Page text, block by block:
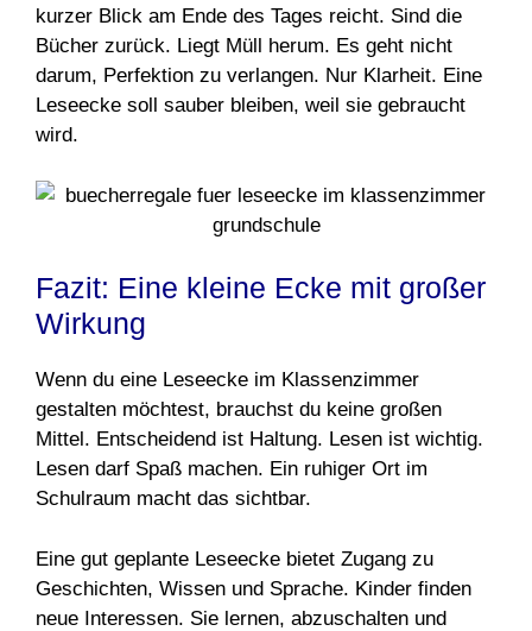
kurzer Blick am Ende des Tages reicht. Sind die
Bücher zurück. Liegt Müll herum. Es geht nicht
darum, Perfektion zu verlangen. Nur Klarheit. Eine
Leseecke soll sauber bleiben, weil sie gebraucht
wird.
Fazit: Eine kleine Ecke mit großer
Wirkung
Wenn du eine Leseecke im Klassenzimmer
gestalten möchtest, brauchst du keine großen
Mittel. Entscheidend ist Haltung. Lesen ist wichtig.
Lesen darf Spaß machen. Ein ruhiger Ort im
Schulraum macht das sichtbar.
Eine gut geplante Leseecke bietet Zugang zu
Geschichten, Wissen und Sprache. Kinder finden
neue Interessen. Sie lernen, abzuschalten und